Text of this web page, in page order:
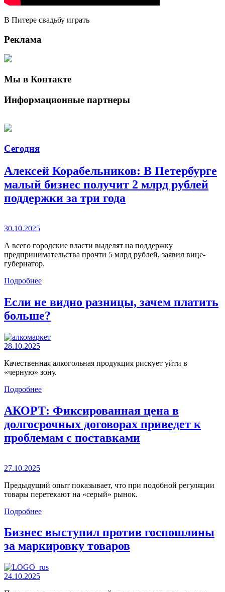
В Питере свадьбу играть
Реклама
Мы в Контакте
Информационные партнеры
Сегодня
Алексей Корабельников: В Петербурге
малый бизнес получит 2 млрд рублей
поддержки за три года
30.10.2025
А всего городские власти выделят на поддержку
предпринимательства прочти 5 млрд рублей, заявил вице-
губернатор.
Подробнее
Если не видно разницы, зачем платить
больше?
28.10.2025
Качественная алкогольная продукция рискует уйти в
«черную» зону.
Подробнее
АКОРТ: Фиксированная цена в
долгосрочных договорах приведет к
проблемам с поставками
27.10.2025
Предыдущий опыт показывает, что при подобной регуляции
товары перетекают на «серый» рынок.
Подробнее
Бизнес выступил против госпошлины
за маркировку товаров
24.10.2025